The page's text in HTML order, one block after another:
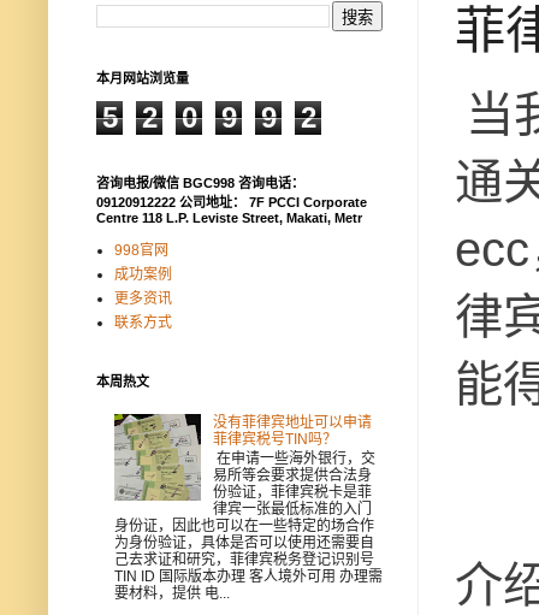
菲
当
通
律
能
介
本月网站浏览量
5 2 0 9 9 2
咨询电报/微信 BGC998 咨询电话：
09120912222 公司地址： 7F PCCI Corporate
Centre 118 L.P. Leviste Street, Makati, Metr
998官网
成功案例
更多资讯
联系方式
本周热文
没有菲律宾地址可以申请
菲律宾税号TIN吗？
在申请一些海外银行，交
易所等会要求提供合法身
份验证，菲律宾税卡是菲
律宾一张最低标准的入门
身份证，因此也可以在一些特定的场合作
为身份验证，具体是否可以使用还需要自
己去求证和研究，菲律宾税务登记识别号
TIN ID 国际版本办理 客人境外可用 办理需
要材料，提供 电...